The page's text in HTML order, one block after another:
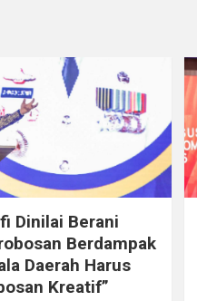
Dinilai Berani
Berdampak
Daerah Harus
Kreatif”